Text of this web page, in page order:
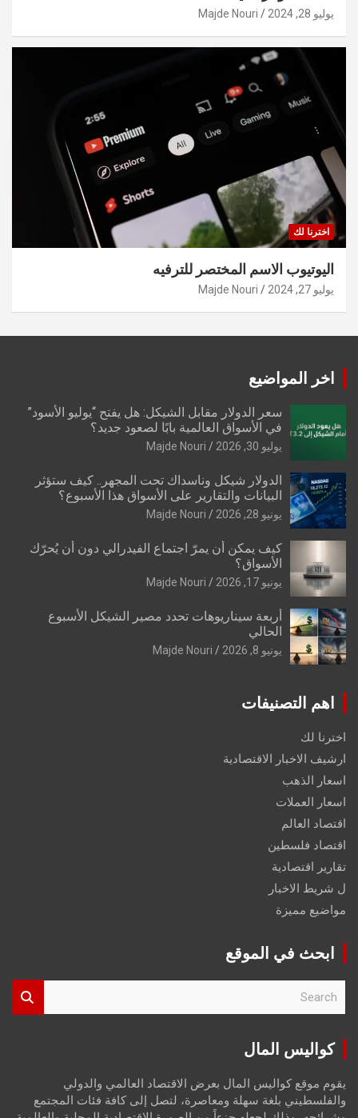
يوليو 28, 2024 Majde Nouri
اخترنا لك
اليوتيوب الاسم المختصر للترفيه
يوليو 27, 2024 Majde Nouri
اخر المواضيع
سعر الدولار مقابل الشيكل: هل يفتح “يوليو الأسود”
في الأسواق العالمية بابًا لصعود جديد؟
يوليو 30, 2026 Majde Nouri
الدولار شيكل وناسداك تحت المجهر.. كيف ستؤثر
البيانات والتقارير على الأسواق هذا الأسبوع؟
يونيو 28, 2026 Majde Nouri
كيف يمكن أن يمرّ اجتماع الفيدرالي دون أن يُحرّك
الأسواق؟
يونيو 17, 2026 Majde Nouri
أربعة سيناريوهات تحدد مصير الشيكل الأسبوع
الحالي
يونيو 8, 2026 Majde Nouri
اهم التصنيفات
اخترنا لك
ارشيف الاخبار الاقتصادية
اسعار الذهب
اسعار العملات
اقتصاد العالم
اقتصاد فلسطين
تقارير اقتصادية
ل شريط الاخبار
مواضيع مميزة
ابحث في الموقع
r
كواليس المال
يقوم موقع كواليس المال بعرض الاقتصاد العالمي والدولي
والفلسطيني بلغة سهلة ومعاصرة، لتصل إلى كافة فئات المجتمع